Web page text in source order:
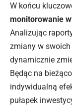
W końcu
monitorowanie
Analizując
zmiany w
dynamicznie
Będąc na
indywidualną
pułapek